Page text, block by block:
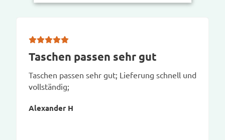
Taschen passen sehr gut
Taschen passen sehr gut; Lieferung schnell und
vollständig;
Alexander H